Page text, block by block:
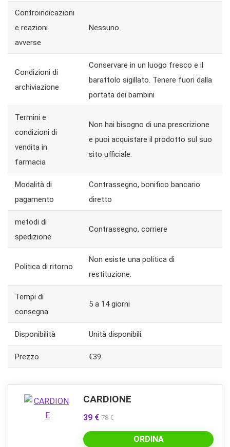
Controindicazioni
e reazioni
avverse
Nessuno.
Condizioni di
archiviazione
Conservare in un luogo fresco e il
barattolo sigillato. Tenere fuori dalla
portata dei bambini
Termini e
condizioni di
vendita in
farmacia
Non hai bisogno di una prescrizione
e puoi acquistare il prodotto sul suo
sito ufficiale.
Modalità di
pagamento
Contrassegno, bonifico bancario
diretto
metodi di
spedizione
Contrassegno, corriere
Politica di ritorno
Non esiste una politica di
restituzione.
Tempi di
consegna
5 a 14 giorni
Disponibilità Unità disponibili.
Prezzo €39.
CARDIONE
39 € 78 €
ORDINA